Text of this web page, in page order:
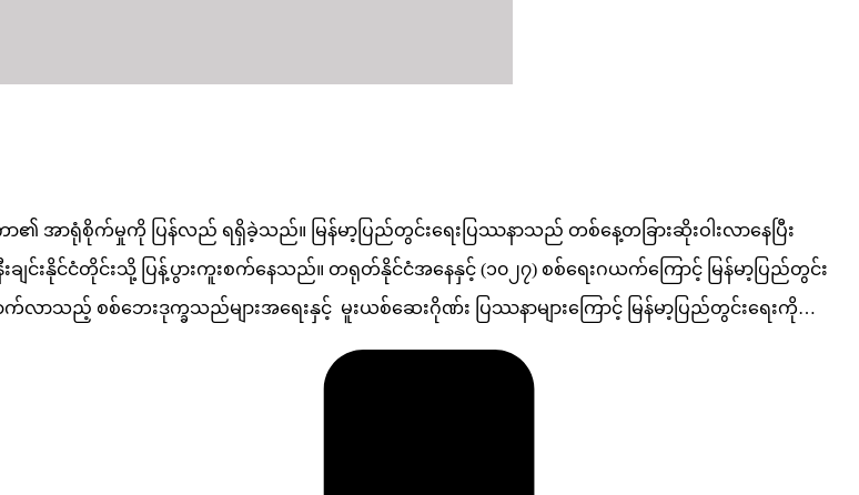
ာ၏ အာရုံစိုက်မှုကို ပြန်လည် ရရှိခဲ့သည်။ မြန်မာ့ပြည်တွင်းရေးပြဿနာသည် တစ်နေ့တခြားဆိုးဝါးလာနေပြီး
င်းနိုင်ငံတိုင်းသို့ ပြန့်ပွားကူးစက်နေသည်။ တရုတ်နိုင်ငံအနေနှင့် (၁၀၂၇) စစ်ရေးဂယက်ကြောင့် မြန်မာ့ပြည်တွင်း
ာသည့် စစ်ဘေးဒုက္ခသည်များအရေးနှင့် မူးယစ်ဆေးဂိုဏ်း ပြဿနာများကြောင့် မြန်မာ့ပြည်တွင်းရေးကို…